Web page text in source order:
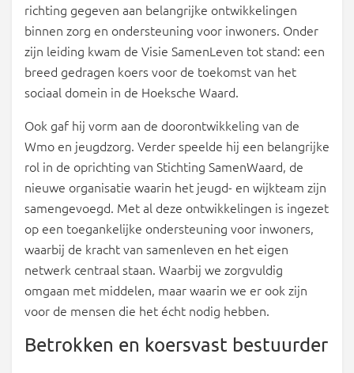
richting gegeven aan belangrijke ontwikkelingen
binnen zorg en ondersteuning voor inwoners. Onder
zijn leiding kwam de Visie SamenLeven tot stand: een
breed gedragen koers voor de toekomst van het
sociaal domein in de Hoeksche Waard.
Ook gaf hij vorm aan de doorontwikkeling van de
Wmo en jeugdzorg. Verder speelde hij een belangrijke
rol in de oprichting van Stichting SamenWaard, de
nieuwe organisatie waarin het jeugd- en wijkteam zijn
samengevoegd. Met al deze ontwikkelingen is ingezet
op een toegankelijke ondersteuning voor inwoners,
waarbij de kracht van samenleven en het eigen
netwerk centraal staan. Waarbij we zorgvuldig
omgaan met middelen, maar waarin we er ook zijn
voor de mensen die het écht nodig hebben.
Betrokken en koersvast bestuurder